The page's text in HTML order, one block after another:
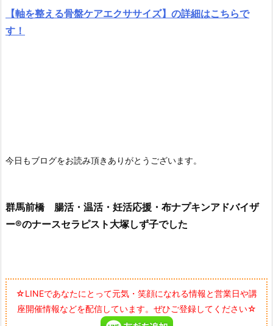
【軸を整える骨盤ケアエクササイズ】の詳細はこちらで
す！
今日もブログをお読み頂きありがとうございます。
群馬前橋 腸活・温活・妊活応援・布ナプキンアドバイザ
ー®のナースセラピスト大塚しず子でした
☆LINEであなたにとって元気・笑顔になれる情報と営業日や講
座開催情報などを配信しています。ぜひご登録してください☆